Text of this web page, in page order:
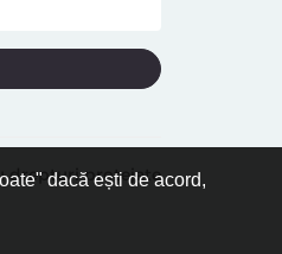
dacă ești de acord,
drepturi protejate